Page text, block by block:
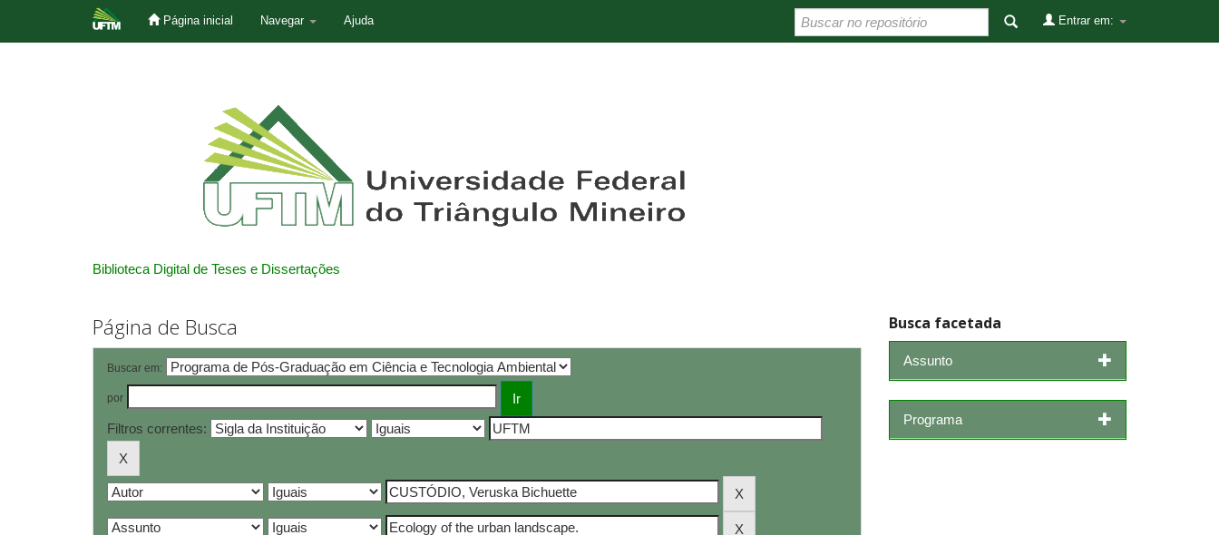
Página inicial Navegar Ajuda Entrar em:
Biblioteca Digital de Teses e Dissertações
Página de Busca
Buscar em:
por
Filtros correntes:
Busca facetada
Assunto
Programa